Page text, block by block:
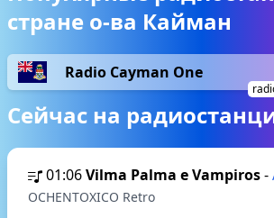
стране о-ва Кайман
Radio Cayman One
Сейчас на
01:06Vilma Palma e Vampiros-
OCHENTOXICO Retro